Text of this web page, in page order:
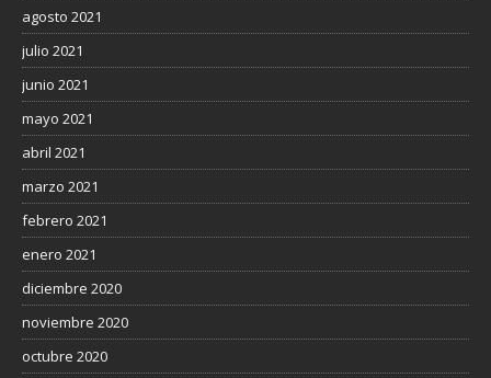
agosto 2021
julio 2021
junio 2021
mayo 2021
abril 2021
marzo 2021
febrero 2021
enero 2021
diciembre 2020
noviembre 2020
octubre 2020